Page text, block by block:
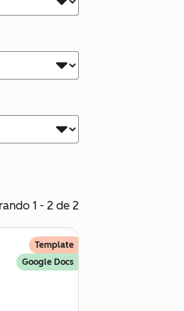
1 - 2 de 2
Template
Google Docs